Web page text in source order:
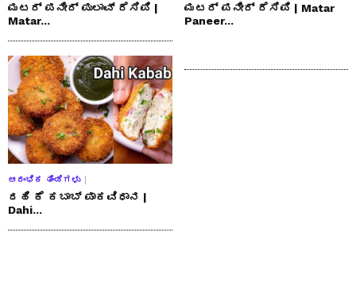
ಮಟರ್ ಪನೀರ್ ಪುಲಾವ್ ರೆಸಿಪಿ |
Matar...
ಮಟರ್ ಪನೀರ್ ರೆಸಿಪಿ | Matar
Paneer...
ಆರಂಭಿಕ ತಿಂಡಿಗಳು
ದಹಿ ಕೆ ಕಬಾಬ್ ಪಾಕವಿಧಾನ |
Dahi...